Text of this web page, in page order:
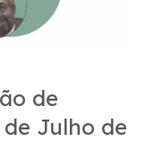
de
Julho de